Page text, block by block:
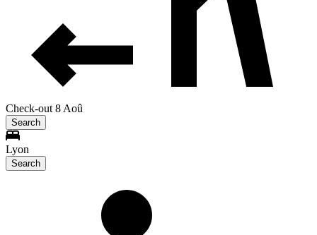
Check-out 8 Aoû
Search
Lyon
Search